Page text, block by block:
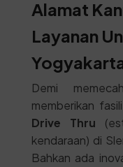
Alamat
Layanan
Demi
memberikan
Drive Thru
kendaraan) di
Bahkan ada